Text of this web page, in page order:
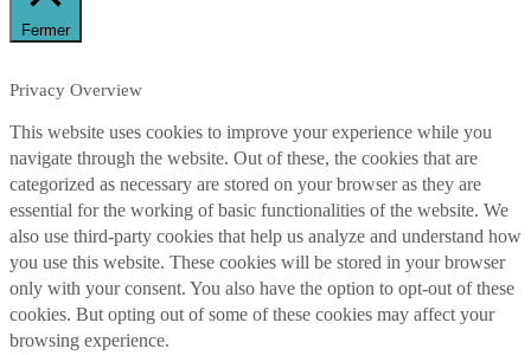
Fermer
Privacy Overview
This website uses cookies to improve your experience while you
navigate through the website. Out of these, the cookies that are
categorized as necessary are stored on your browser as they are
essential for the working of basic functionalities of the website. We
also use third-party cookies that help us analyze and understand how
you use this website. These cookies will be stored in your browser
only with your consent. You also have the option to opt-out of these
cookies. But opting out of some of these cookies may affect your
browsing experience.